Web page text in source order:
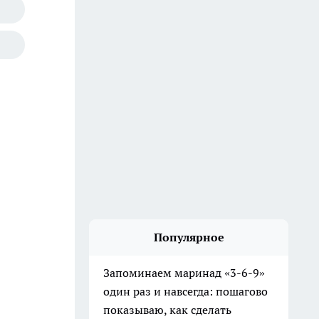
Популярное
Запоминаем маринад «3-6-9»
один раз и навсегда: пошагово
показываю, как сделать